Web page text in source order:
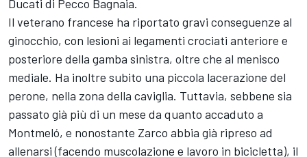
Ducati di Pecco Bagnaia.
Il veterano francese ha riportato gravi conseguenze al
ginocchio, con lesioni ai legamenti crociati anteriore e
posteriore della gamba sinistra, oltre che al menisco
mediale. Ha inoltre subito una piccola lacerazione del
perone, nella zona della caviglia. Tuttavia, sebbene sia
passato già più di un mese da quanto accaduto a
Montmeló, e nonostante Zarco abbia già ripreso ad
allenarsi (facendo muscolazione e lavoro in bicicletta), il